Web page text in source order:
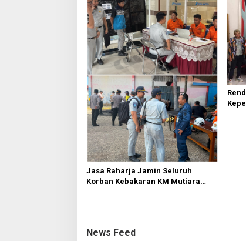
Jasa Raharja Jamin Seluruh
Korban Kebakaran KM Mutiara
News Feed